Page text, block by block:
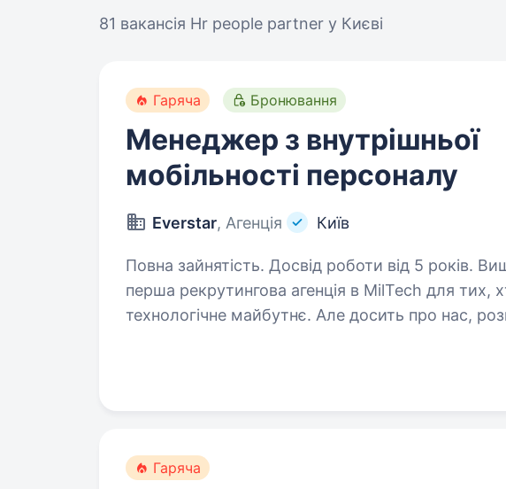
81 вакансія Hr people partner у Києві
Гаряча Бронювання
Менеджер з внутрішньої
мобільності персоналу
Everstar, Агенція Київ
Повна зайнятість. Досвід роботи від 5 років. Вища освіта. Ми
перша рекрутингова агенція в MilTech для тих,
технологічне майбутнє. Але досить про нас,
Гаряча